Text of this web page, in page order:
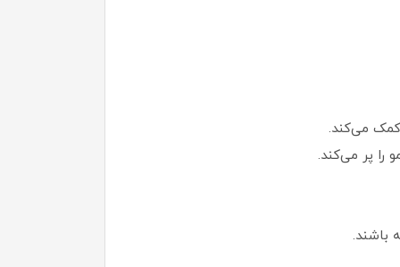
می‌کند.
را پر می‌کند.
باشند.